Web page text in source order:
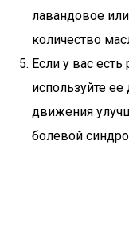
лавандовое
количество
Если у вас
используйте
движения
болевой